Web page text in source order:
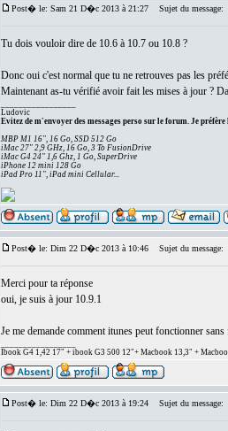
Post� le: Sam 21 D�c 2013 à 21:27 Sujet du message:
Tu dois vouloir dire de 10.6 à 10.7 ou 10.8 ?
Donc oui c'est normal que tu ne retrouves pas les
Maintenant as-tu vérifié avoir fait les mises à jour ?
Ludovic
Evitez de m'envoyer des messages perso sur le forum. Je préfère
MBP M1 16", 16 Go, SSD 512 Go
iMac 27" 2,9 GHz, 16 Go, 3 To FusionDrive
iMac G4 24" 1,6 Ghz, 1 Go, SuperDrive
iPhone 12 mini 128 Go
iPad Pro 11", iPad mini Cellular...
Post� le: Dim 22 D�c 2013 à 10:46 Sujet du message:
Merci pour ta réponse
oui, je suis à jour 10.9.1
Je me demande comment itunes peut fonctionner
Ibook G4 1,42 17" + ibook G3 500 12"+ Macbook 13,3" +
Post� le: Dim 22 D�c 2013 à 19:24 Sujet du message: